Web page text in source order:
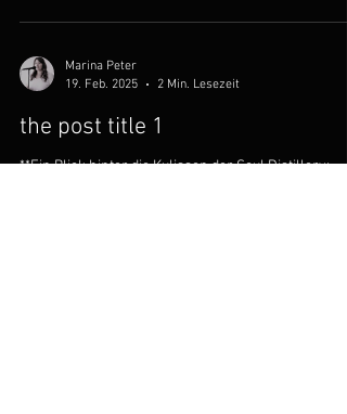
Marina Peter
19. Feb. 2025
2 Min. Lesezeit
the post title 1
**Ein Blick hinter die Kulissen der Soul Distillery: